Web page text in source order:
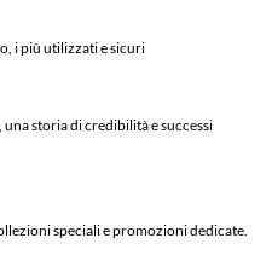
i più utilizzati e sicuri
storia di credibilità e successi
speciali e promozioni dedicate.